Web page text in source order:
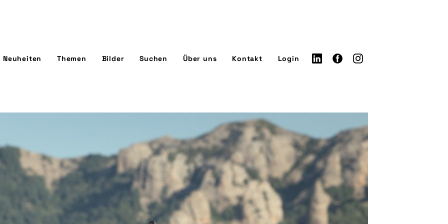
Neuheiten Themen Bilder Suchen Über uns Kontakt Login